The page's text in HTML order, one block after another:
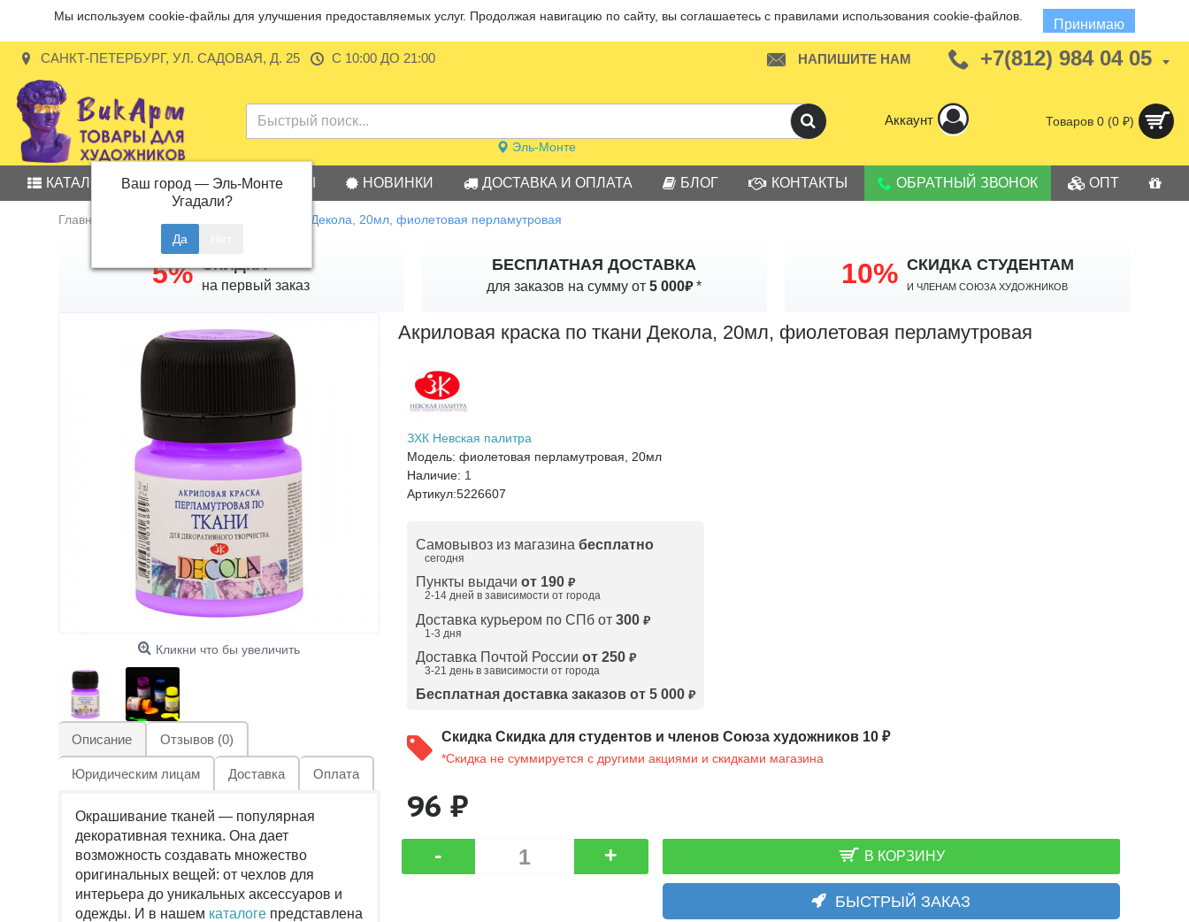
Мы используем cookie-файлы для улучшения предоставляемых услуг. Продолжая навигацию по сайту, вы соглашаетесь с правилами использования cookie-файлов.
Принимаю
САНКТ-ПЕТЕРБУРГ, УЛ. САДОВАЯ, Д. 25 С 10:00 ДО 21:00 НАПИШИТЕ НАМ +7(812) 984 04 05
Эль-Монте
Ваш город — Эль-Монте
Угадали?
Аккаунт Товаров 0 (0 ₽)
КАТАЛОГ АКЦИИ БРЕНДЫ НОВИНКИ ДОСТАВКА И ОПЛАТА БЛОГ КОНТАКТЫ ОБРАТНЫЙ ЗВОНОК ОПТ
Главная Акриловая краска по ткани Декола, 20мл, фиолетовая перламутровая
5% СКИДКА
на первый заказ
БЕСПЛАТНАЯ ДОСТАВКА
для заказов на сумму от5 000₽* 10% СКИДКА СТУДЕНТАМ
И членам Союза Художников
Кликни что бы увеличить
Описание Отзывов (0)
Юридическим лицам Доставка Оплата
Окрашивание тканей — популярная
декоративная техника. Она дает
возможность создавать множество
оригинальных вещей: от чехлов для
интерьера до уникальных аксессуаров и
одежды. И в нашем каталоге представлена
Акриловая краска по ткани Декола, 20мл, фиолетовая перламутровая
ЗХК Невская палитра
Модель: фиолетовая перламутровая, 20мл
Наличие: 1
Артикул:5226607
Самовывоз из магазина бесплатно
сегодня
Пункты выдачи от 190 ₽
2-14 дней в зависимости от города
Доставка курьером по СПб от 300 ₽
1-3 дня
Доставка Почтой России от 250 ₽
3-21 день в зависимости от города
Бесплатная доставка заказов от 5 000₽
Скидка Скидка для студентов и членов Союза художников 10 ₽
*Скидка не суммируется с другими акциями и скидками магазина
96 ₽
- + В КОРЗИНУ
БЫСТРЫЙ ЗАКАЗ